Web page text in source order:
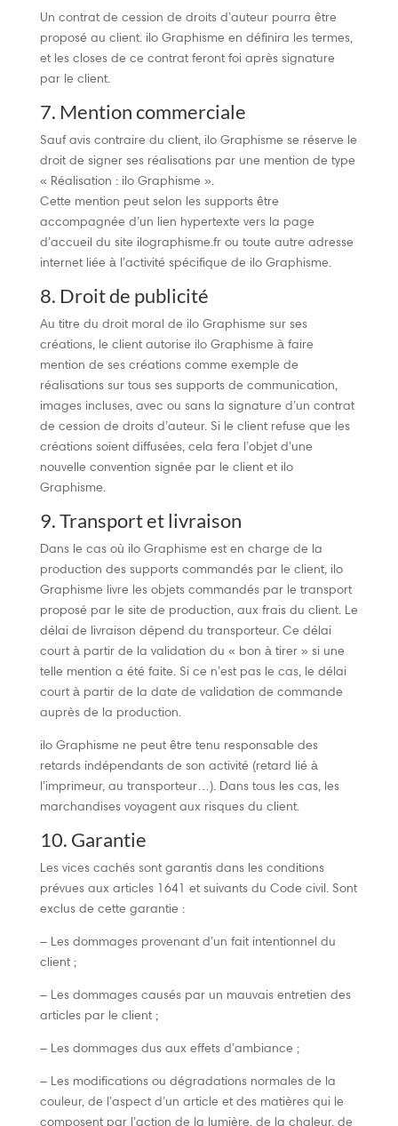
Un contrat de cession de droits d’auteur pourra être
proposé au client. ilo Graphisme en définira les termes,
et les closes de ce contrat feront foi après signature
par le client.
7. Mention commerciale
Sauf avis contraire du client, ilo Graphisme se réserve le
droit de signer ses réalisations par une mention de type
« Réalisation : ilo Graphisme ».
Cette mention peut selon les supports être
accompagnée d’un lien hypertexte vers la page
d’accueil du site ilographisme.fr ou toute autre adresse
internet liée à l’activité spécifique de ilo Graphisme.
8. Droit de publicité
Au titre du droit moral de ilo Graphisme sur ses
créations, le client autorise ilo Graphisme à faire
mention de ses créations comme exemple de
réalisations sur tous ses supports de communication,
images incluses, avec ou sans la signature d’un contrat
de cession de droits d’auteur. Si le client refuse que les
créations soient diffusées, cela fera l’objet d’une
nouvelle convention signée par le client et ilo
Graphisme.
9. Transport et livraison
Dans le cas où ilo Graphisme est en charge de la
production des supports commandés par le client, ilo
Graphisme livre les objets commandés par le transport
proposé par le site de production, aux frais du client. Le
délai de livraison dépend du transporteur. Ce délai
court à partir de la validation du « bon à tirer » si une
telle mention a été faite. Si ce n’est pas le cas, le délai
court à partir de la date de validation de commande
auprès de la production.
ilo Graphisme ne peut être tenu responsable des
retards indépendants de son activité (retard lié à
l’imprimeur, au transporteur…). Dans tous les cas, les
marchandises voyagent aux risques du client.
10. Garantie
Les vices cachés sont garantis dans les conditions
prévues aux articles 1641 et suivants du Code civil. Sont
exclus de cette garantie :
– Les dommages provenant d’un fait intentionnel du
client ;
– Les dommages causés par un mauvais entretien des
articles par le client ;
– Les dommages dus aux effets d’ambiance ;
– Les modifications ou dégradations normales de la
couleur, de l’aspect d’un article et des matières qui le
composent par l’action de la lumière, de la chaleur, de